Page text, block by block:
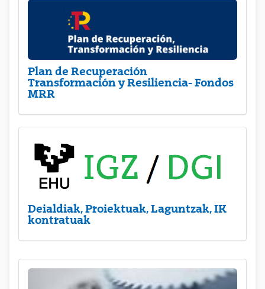
Plan de Recuperación
Transformación y Resiliencia- Fondos
MRR
Deialdiak, Proiektuak, Laguntzak, IK
kontratuak